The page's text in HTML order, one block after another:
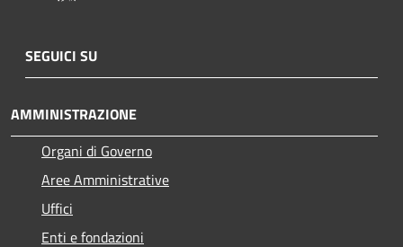
SEGUICI SU
AMMINISTRAZIONE
Organi di Governo
Aree Amministrative
Uffici
Enti e fondazioni